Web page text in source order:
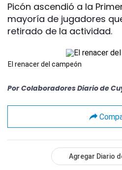
Picón ascendió a la
mayoría de jugadores
retirado de la actividad.
El renacer del campeón
Por Colaboradores Diario de
Agregar Diario